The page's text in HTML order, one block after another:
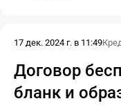
17 дек. 2024 г. в 11:49
Договор
бланк и